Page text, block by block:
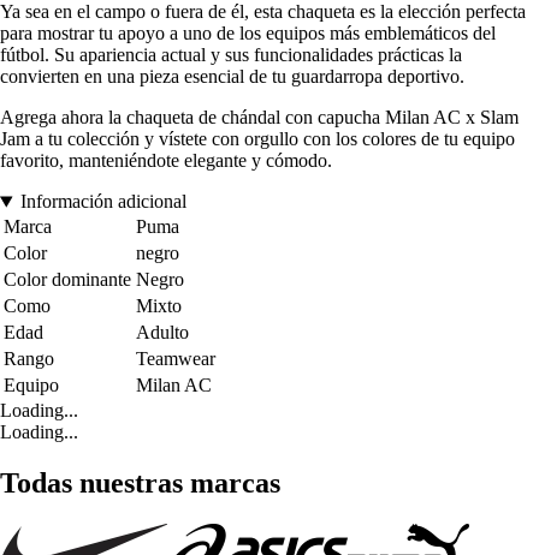
Ya sea en el campo o fuera de él, esta chaqueta es la elección perfecta
para mostrar tu apoyo a uno de los equipos más emblemáticos del
fútbol. Su apariencia actual y sus funcionalidades prácticas la
convierten en una pieza esencial de tu guardarropa deportivo.
Agrega ahora la chaqueta de chándal con capucha Milan AC x Slam
Jam a tu colección y vístete con orgullo con los colores de tu equipo
favorito, manteniéndote elegante y cómodo.
Información adicional
Marca
Puma
Color
negro
Color dominante Negro
Como
Mixto
Edad
Adulto
Rango
Teamwear
Equipo
Milan AC
Loading...
Loading...
Todas nuestras marcas